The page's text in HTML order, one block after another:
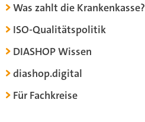
Was zahlt die Krankenkasse?
ISO-Qualitätspolitik
DIASHOP Wissen
diashop.digital
Für Fachkreise